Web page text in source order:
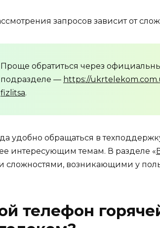
запросов зависит от
Проще обратиться через
подразделе — https://
fizlitsa.
удобно обращаться в
интересующим темам. В разделе «
сложностями, возникающими у
телефон